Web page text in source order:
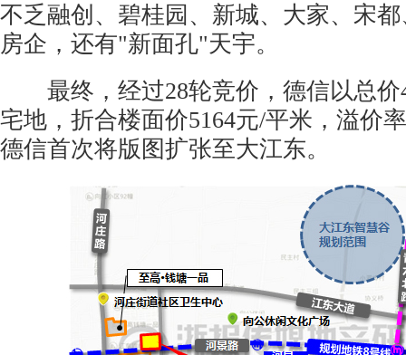
不乏融创、碧桂园、新城、大家、宋
房企，还有"新面孔"天宇。
最终，经过28轮竞价，德信以总价
宅地，折合楼面价5164元/平米，溢价
德信首次将版图扩张至大江东。